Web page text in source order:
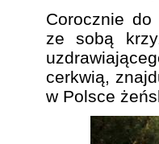
Corocznie
ze sobą
cerkwią,
w Polsce